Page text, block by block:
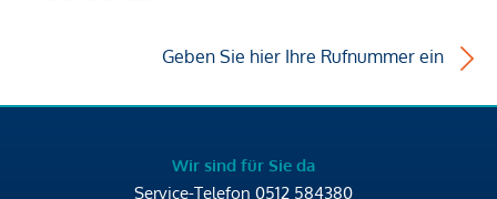
Geben Sie hier Ihre Rufnummer ein
Wir sind für Sie da
Service-Telefon 0512 584380